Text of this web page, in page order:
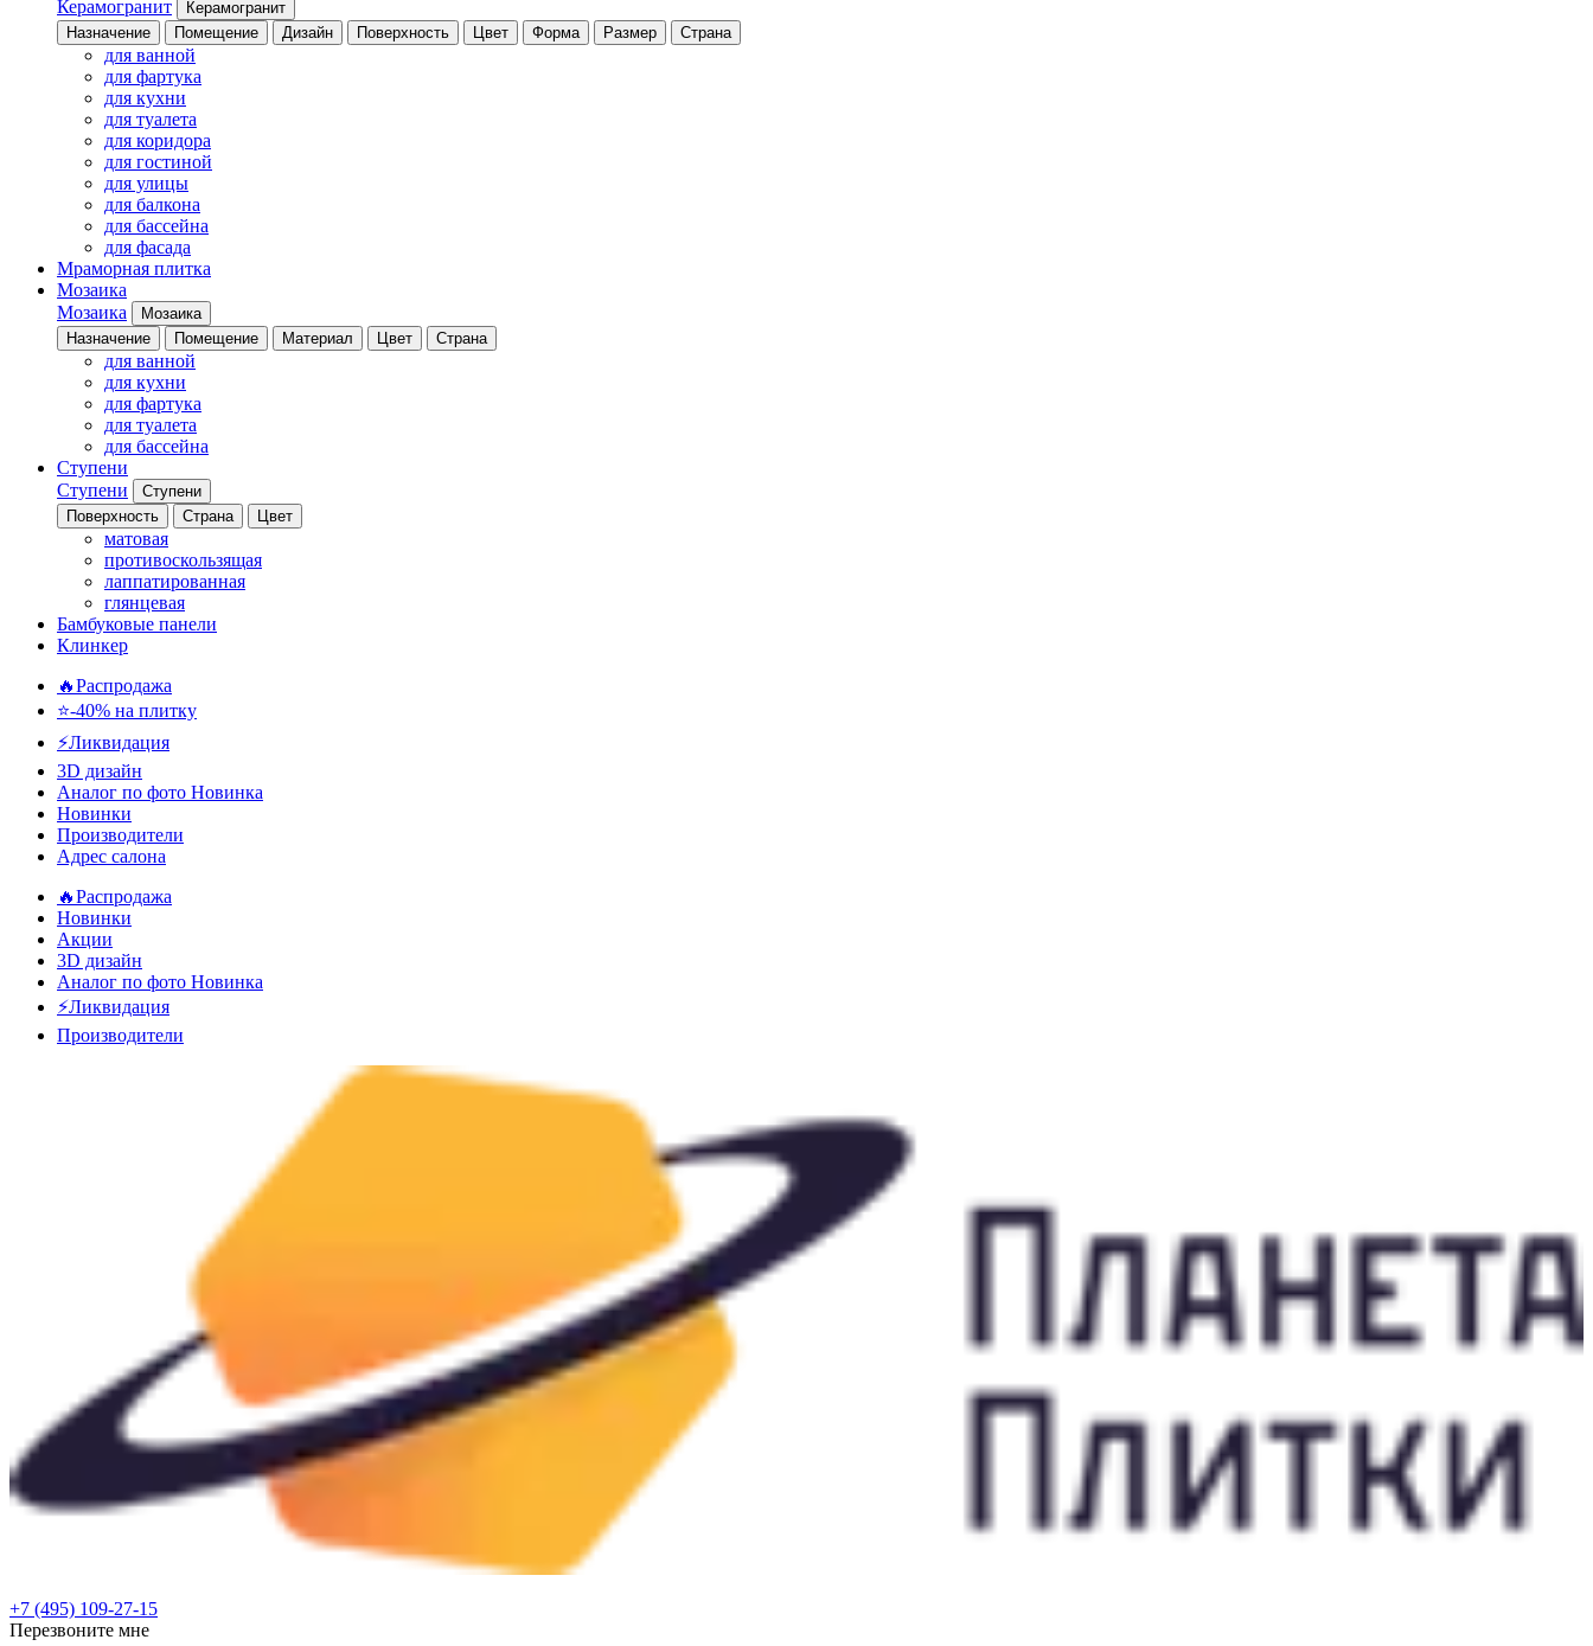
Керамогранит
Керамогранит
Назначение
Помещение Дизайн Поверхность Цвет Форма Размер Страна
для ванной
для фартука
для кухни
для туалета
для коридора
для гостиной
для улицы
для балкона
для бассейна
для фасада
Мраморная плитка
Мозаика
Мозаика
Мозаика
Назначение
Помещение Материал Цвет Страна
для ванной
для кухни
для фартука
для туалета
для бассейна
Ступени
Ступени
Ступени
Поверхность
Страна Цвет
матовая
противоскользящая
лаппатированная
глянцевая
Бамбуковые панели
Клинкер
🔥Распродажа
⭐-40% на плитку
⚡️Ликвидация
3D дизайн
Аналог по фото Новинка
Новинки
Производители
Адрес салона
🔥Распродажа
Новинки
Акции
3D дизайн
Аналог по фото Новинка
⚡Ликвидация
Производители
+7 (495) 109-27-15
Перезвоните мне